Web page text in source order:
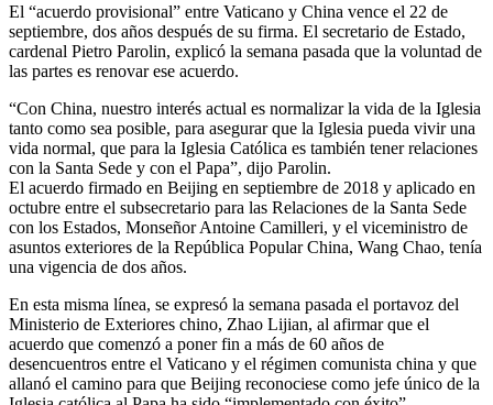
El “acuerdo provisional” entre Vaticano y China vence el 22 de
septiembre, dos años después de su firma. El secretario de Estado,
cardenal Pietro Parolin, explicó la semana pasada que la voluntad de
las partes es renovar ese acuerdo.
“Con China, nuestro interés actual es normalizar la vida de la Iglesia
tanto como sea posible, para asegurar que la Iglesia pueda vivir una
vida normal, que para la Iglesia Católica es también tener relaciones
con la Santa Sede y con el Papa”, dijo Parolin.
El acuerdo firmado en Beijing en septiembre de 2018 y aplicado en
octubre entre el subsecretario para las Relaciones de la Santa Sede
con los Estados, Monseñor Antoine Camilleri, y el viceministro de
asuntos exteriores de la República Popular China, Wang Chao, tenía
una vigencia de dos años.
En esta misma línea, se expresó la semana pasada el portavoz del
Ministerio de Exteriores chino, Zhao Lijian, al afirmar que el
acuerdo que comenzó a poner fin a más de 60 años de
desencuentros entre el Vaticano y el régimen comunista china y que
allanó el camino para que Beijing reconociese como jefe único de la